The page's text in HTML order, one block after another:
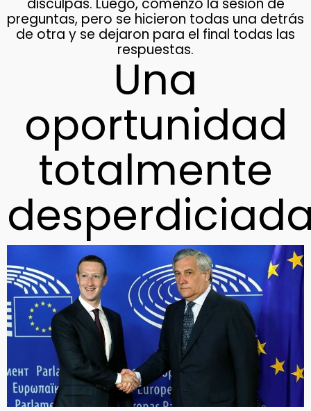
preguntas, pero se hicieron todas una detrás
de otra y se dejaron para el final todas las
respuestas.
Una
oportunidad
totalmente